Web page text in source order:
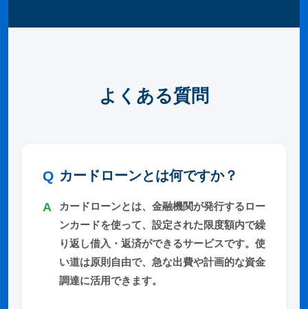
よくある質問
カードローンとは何ですか？
カードローンとは、金融機関が発行するロー
ンカードを使って、設定された限度額内で繰
り返し借入・返済ができるサービスです。使
い道は原則自由で、急な出費や計画的な資金
調達に活用できます。